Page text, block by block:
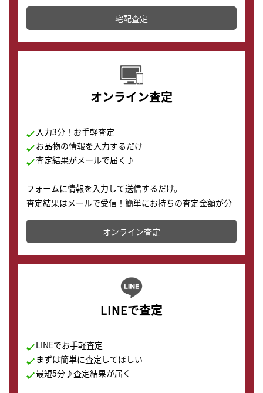
テムです。
配送でも簡単&安全に査定・買取に出すことが可能で
す。
宅配査定
オンライン査定
入力3分！お手軽査定
お品物の情報を入力するだけ
査定結果がメールで届く♪
フォームに情報を入力して送信するだけ。
査定結果はメールで受信！簡単にお持ちの査定金額が分
かります。
オンライン査定
LINEで査定
LINEでお手軽査定
まずは簡単に査定してほしい
最短5分♪査定結果が届く